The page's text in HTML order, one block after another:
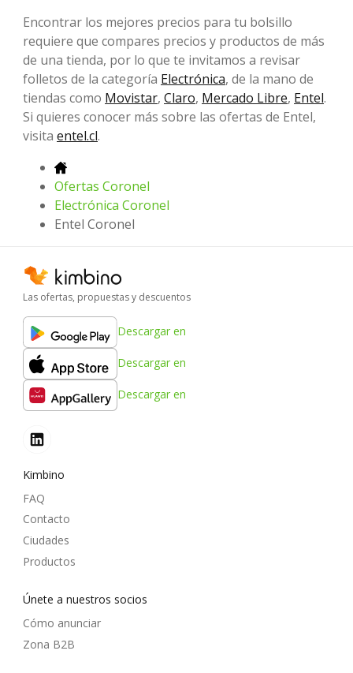
Encontrar los mejores precios para tu bolsillo
requiere que compares precios y productos de más
de una tienda, por lo que te invitamos a revisar
folletos de la categoría Electrónica, de la mano de
tiendas como Movistar, Claro, Mercado Libre, Entel.
Si quieres conocer más sobre las ofertas de Entel,
visita entel.cl.
Ofertas Coronel
Electrónica Coronel
Entel Coronel
Las ofertas, propuestas y descuentos
Descargar en
Descargar en
Descargar en
Kimbino
FAQ
Contacto
Ciudades
Productos
Únete a nuestros socios
Cómo anunciar
Zona B2B